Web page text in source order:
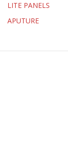
LITE PANELS
APUTURE